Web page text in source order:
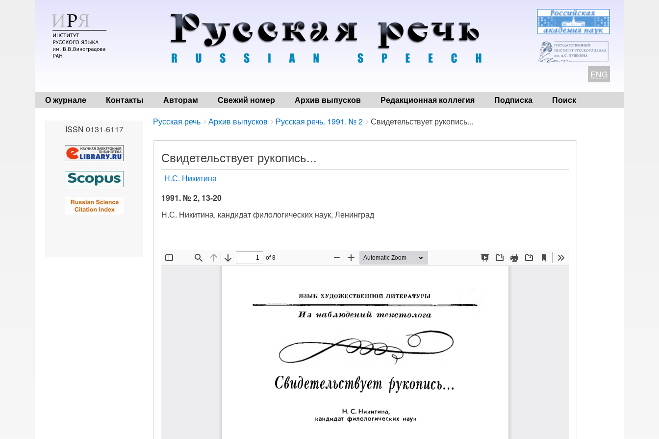
ENG
О журнале Контакты Авторам Свежий номер Архив выпусков Редакционная коллегия Подписка Поиск
Breadcrumbs
You
here:
Русская речь Архив выпусков Русская речь. 1991. № 2 Свидетельствует рукопись...
Свидетельствует рукопись...
Н.С. Никитина
1991. № 2, 13-20
Н.С. Никитина, кандидат филологических наук, Ленинград
ISSN 0131-6117